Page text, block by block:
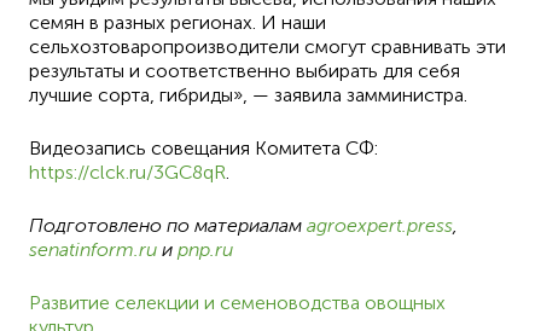
семян в разных регионах. И наши
сельхозтоваропроизводители смогут сравнивать эти
результаты и соответственно выбирать для себя
лучшие сорта, гибриды», — заявила замминистра.
Видеозапись совещания Комитета СФ:
https://clck.ru/3GC8qR
Подготовлено по материалам agroexpert.press
senatinform.ru и pnp.ru
Развитие селекции и семеноводства овощных
культур